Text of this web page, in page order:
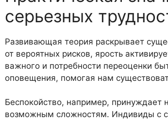
серьезных
Развивающая теория раскрывает
от вероятных рисков, ярость
важного и потребности переоценки
оповещения, помогая нам
Беспокойство, например, принуждает
возможным сложностям. Индивиды с